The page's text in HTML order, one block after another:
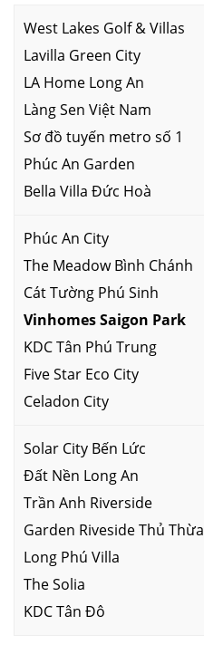
West Lakes Golf & Villas
Lavilla Green City
LA Home Long An
Làng Sen Việt Nam
Sơ đồ tuyến metro số 1
Phúc An Garden
Bella Villa Đức Hoà
Phúc An City
The Meadow Bình Chánh
Cát Tường Phú Sinh
Vinhomes Saigon Park
KDC Tân Phú Trung
Five Star Eco City
Celadon City
Solar City Bến Lức
Đất Nền Long An
Trần Anh Riverside
Garden Riveside Thủ Thừa
Long Phú Villa
The Solia
KDC Tân Đô